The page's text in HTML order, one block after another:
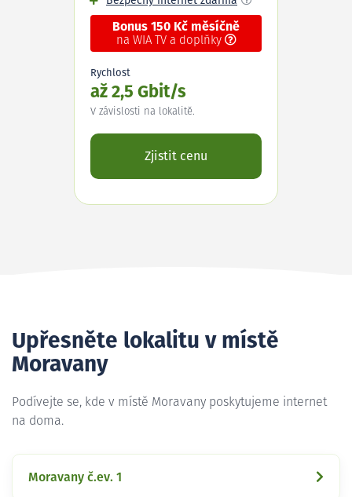
Bonus 150 Kč měsíčně
na WIA TV a doplňky
Rychlost
až 2,5 Gbit/s
V závislosti na lokalitě.
Zjistit cenu
Upřesněte lokalitu v místě
Moravany
Podívejte se, kde v místě Moravany poskytujeme internet
na doma.
Moravany č.ev. 1